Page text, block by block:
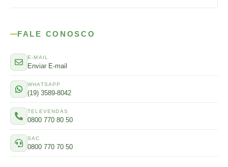
FALE CONOSCO
E-MAIL
Enviar E-mail
WHATSAPP
(19) 3589-8042
TELEVENDAS
0800 770 80 50
SAC
0800 770 70 50